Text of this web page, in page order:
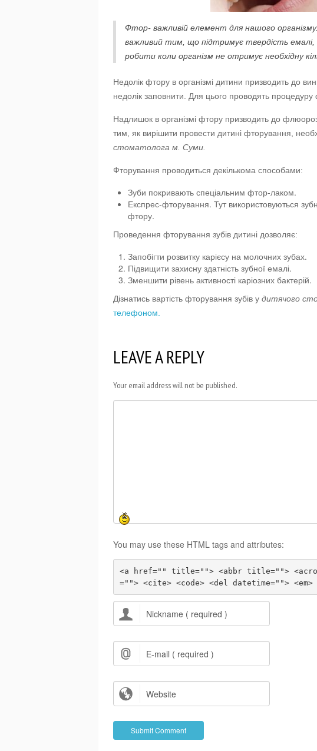
Фтор- важливій елемент для нашого організму.
важливий тим, що підтримує твердість емалі,
робити коли організм не отримує необхідну
Недолік фтору в організмі дитини призводить до
недолік заповнити. Для цього проводять процедуру
Надлишок в організмі фтору призводить до
тим, як вирішити провести дитині фторування,
стоматолога м. Суми.
Фторування проводиться декількома способами:
Зуби покривають спеціальним фтор-лаком.
Експрес-фторування. Тут використовуються
фтору.
Проведення фторування зубів дитині дозволяє:
Запобігти розвитку карієсу на молочних зубах.
Підвищити захисну здатність зубної емалі.
Зменшити рівень активності каріозних бактерій.
Дізнатись вартість фторування зубів у дитячого
телефоном.
LEAVE A REPLY
Your email address will not be published.
You may use these HTML tags and attributes:
<a href="" title=""> <abbr title="">
=""> <cite> <code> <del datetime="">